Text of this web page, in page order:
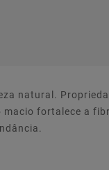
natural.
fortalece a